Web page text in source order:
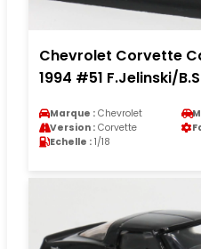
Chevrolet Corvette
1994 #51 F.Jelinski/
Marque : Chevrolet
Version : Corvette
Echelle : 1/18